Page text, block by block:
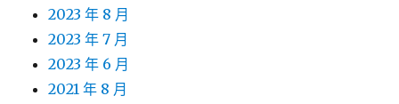
2023 年 8 月
2023 年 7 月
2023 年 6 月
2021 年 8 月